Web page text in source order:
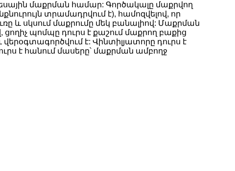
մաքրման համար: Գործակալը մաքրվող
տրամադրվում է), համոզվելով, որ
և սկսում մաքրումը մեկ բանալիով: Մաքրման
պոմպը դուրս է քաշում մաքրող բաքից
է: Վինտիլյատորը դուրս է
է հանում մասերը՝ մաքրման ամբողջ